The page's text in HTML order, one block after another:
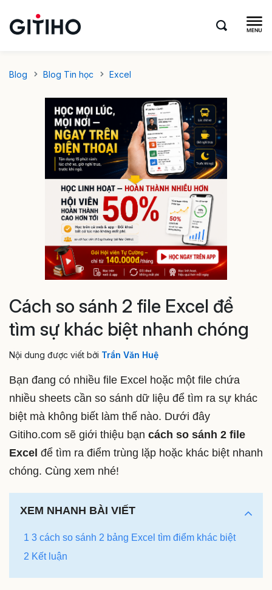
Blog Blog Tin học Excel
Cách so sánh 2 file Excel để
tìm sự khác biệt nhanh chóng
Nội dung được viết bởi Trần Văn Huệ
Bạn đang có nhiều file Excel hoặc một file chứa
nhiều sheets cần so sánh dữ liệu để tìm ra sự khác
biệt mà không biết làm thế nào. Dưới đây
Gitiho.com sẽ giới thiệu bạn cách so sánh 2 file
Excel để tìm ra điểm trùng lặp hoặc khác biệt nhanh
chóng. Cùng xem nhé!
XEM NHANH BÀI VIẾT
1 3 cách so sánh 2 bảng Excel tìm điểm khác biệt
2 Kết luận